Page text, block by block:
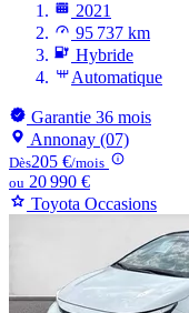
2021
95 737 km
Hybride
Automatique
Garantie 36 mois
Annonay (07)
Dès205 €/mois
ou 20 990 €
Toyota Occasions